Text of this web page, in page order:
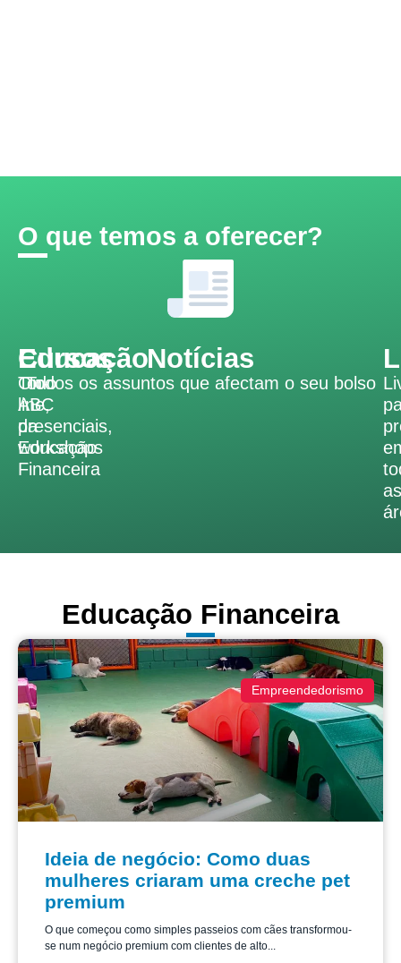
O que temos a oferecer?
Educação
Todo
ABC
da
Educação
Financeira
Cursos
On-
line,
presenciais,
workshops
Notícias
Todos os assuntos que afectam o seu bolso
as
Educação Financeira
Empreendedorismo
Ideia de negócio: Como duas
mulheres criaram uma creche pet
premium
O que começou como simples passeios com cães transformou-
se num negócio premium com clientes de alto...